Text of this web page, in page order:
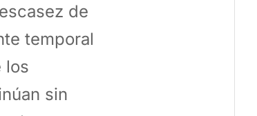
de
temporal
los
sin